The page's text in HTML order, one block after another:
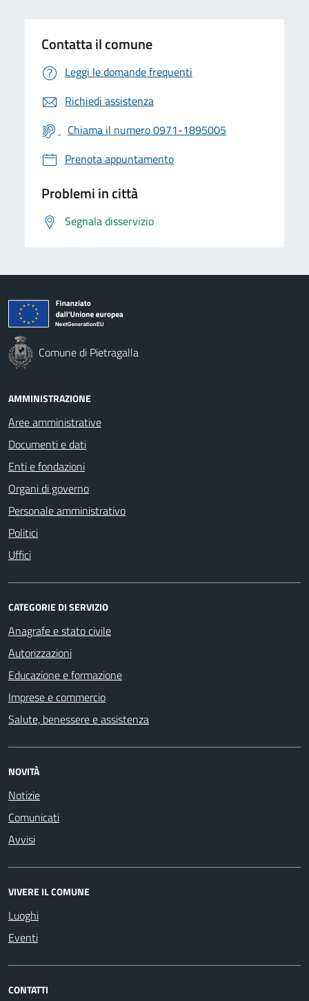
Contatta il comune
Leggi le domande frequenti
Richiedi assistenza
Chiama il numero 0971-1895005
Prenota appuntamento
Problemi in città
Segnala disservizio
Comune di Pietragalla
AMMINISTRAZIONE
Aree amministrative
Documenti e dati
Enti e fondazioni
Organi di governo
Personale amministrativo
Politici
Uffici
CATEGORIE DI SERVIZIO
Anagrafe e stato civile
Autorizzazioni
Educazione e formazione
Imprese e commercio
Salute, benessere e assistenza
NOVITÀ
Notizie
Comunicati
Avvisi
VIVERE IL COMUNE
Luoghi
Eventi
CONTATTI